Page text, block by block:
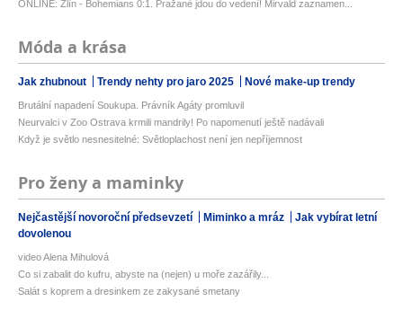
ONLINE: Zlín - Bohemians 0:1. Pražané jdou do vedení! Mirvald zaznamen...
Móda a krása
Jak zhubnout Trendy nehty pro jaro 2025 Nové make-up trendy
Brutální napadení Soukupa. Právník Agáty promluvil
Neurvalci v Zoo Ostrava krmili mandrily! Po napomenutí ještě nadávali
Když je světlo nesnesitelné: Světloplachost není jen nepříjemnost
Pro ženy a maminky
Nejčastější novoroční předsevzetí Miminko a mráz
Jak vybírat letní
dovolenou
video Alena Mihulová
Co si zabalit do kufru, abyste na (nejen) u moře zazářily...
Salát s koprem a dresinkem ze zakysané smetany